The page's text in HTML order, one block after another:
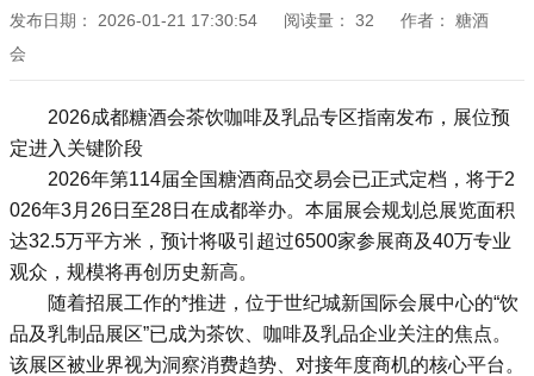
发布日期： 2026-01-21 17:30:54 阅读量： 32 作者：
糖酒
会
2026成都糖酒会茶饮咖啡及乳品专区指南发布，展位预
定进入关键阶段
2026年第114届全国糖酒商品交易会已正式定档，将于2
026年3月26日至28日在成都举办。本届展会规划总展览面积
达32.5万平方米，预计将吸引超过6500家参展商及40万专业
观众，规模将再创历史新高。
随着招展工作的*推进，位于世纪城新国际会展中心的“饮
品及乳制品展区”已成为茶饮、咖啡及乳品企业关注的焦点。
该展区被业界视为洞察消费趋势、对接年度商机的核心平台。